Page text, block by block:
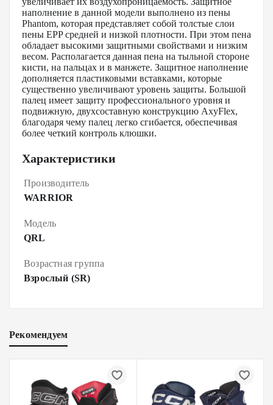
наполнение в данной модели выполнено из пены
Phantom, которая представляет собой толстые слои
пены EPP средней и низкой плотности. При этом пена
обладает высокими защитными свойствами и низким
весом. Располагается данная пена на тыльной стороне
кисти, на пальцах и в манжете. Защитное наполнение
дополняется пластиковыми вставками, которые
существенно увеличивают уровень защиты. Большой
палец имеет защиту профессионального уровня и
подвижную, двухсоставную конструкцию AxyFlex,
благодаря чему палец легко сгибается, обеспечивая
более четкий контроль клюшки.
Характеристики
Производитель
WARRIOR
Модель
QRL
Возрастная группа
Взрослый (SR)
Рекомендуем